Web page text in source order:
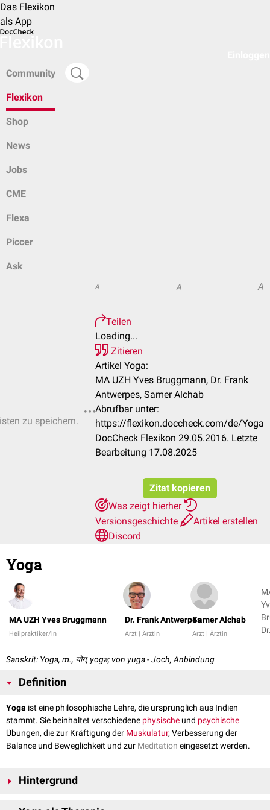
Das Flexikon
als App
Community
Flexikon
Shop
News
Jobs
CME
Flexa
Piccer
Ask
zu speichern.
A A A
Teilen
Loading...
Zitieren
Artikel Yoga:
MA UZH Yves Bruggmann, Dr. Frank
Antwerpes, Samer Alchab
Abrufbar unter:
https://flexikon.doccheck.com/de/Yoga
DocCheck Flexikon 29.05.2016. Letzte
Bearbeitung 17.08.2025
Zitat kopieren
Was zeigt hierher
Versionsgeschichte
Artikel erstellen
Discord
Yoga
MA UZH Yves Bruggmann
Heilpraktiker/in
Dr. Frank Antwerpes
Arzt | Ärztin
Samer Alchab
Arzt | Ärztin
Sanskrit: Yoga, m., योग, yoga; von yuga - Joch‚ Anbindung
Definition
Yoga ist eine philosophische Lehre, die ursprünglich aus Indien
stammt. Sie beinhaltet verschiedene physische und psychische
Übungen, die zur Kräftigung der Muskulatur, Verbesserung der
Balance und Beweglichkeit und zur Meditation eingesetzt werden.
Hintergrund